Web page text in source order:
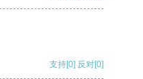
支持[0] 反对[0]